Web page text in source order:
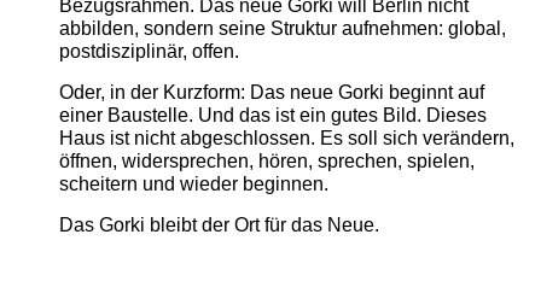
Bezugsrahmen. Das neue Gorki will Berlin nicht
abbilden, sondern seine Struktur aufnehmen: global,
postdisziplinär, offen.
Oder, in der Kurzform: Das neue Gorki beginnt auf
einer Baustelle. Und das ist ein gutes Bild. Dieses
Haus ist nicht abgeschlossen. Es soll sich verändern,
öffnen, widersprechen, hören, sprechen, spielen,
scheitern und wieder beginnen.
Das Gorki bleibt der Ort für das Neue.